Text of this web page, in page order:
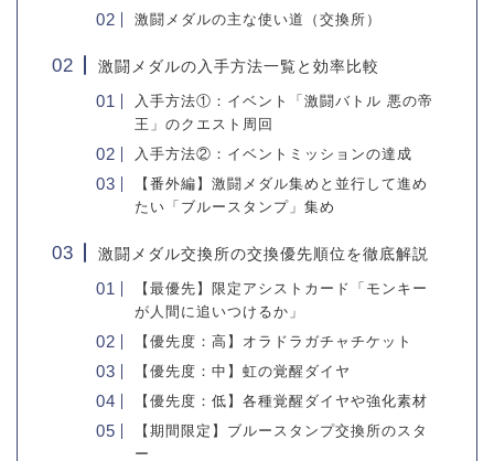
激闘メダルの主な使い道（交換所）
激闘メダルの入手方法一覧と効率比較
入手方法①：イベント「激闘バトル 悪の帝
王」のクエスト周回
入手方法②：イベントミッションの達成
【番外編】激闘メダル集めと並行して進め
たい「ブルースタンプ」集め
激闘メダル交換所の交換優先順位を徹底解説
【最優先】限定アシストカード「モンキー
が人間に追いつけるか」
【優先度：高】オラドラガチャチケット
【優先度：中】虹の覚醒ダイヤ
【優先度：低】各種覚醒ダイヤや強化素材
【期間限定】ブルースタンプ交換所のスタ
ー